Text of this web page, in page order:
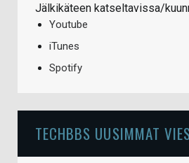
Jälkikäteen katseltavissa/
Youtube
iTunes
Spotify
TECHBBS UUSIMMAT